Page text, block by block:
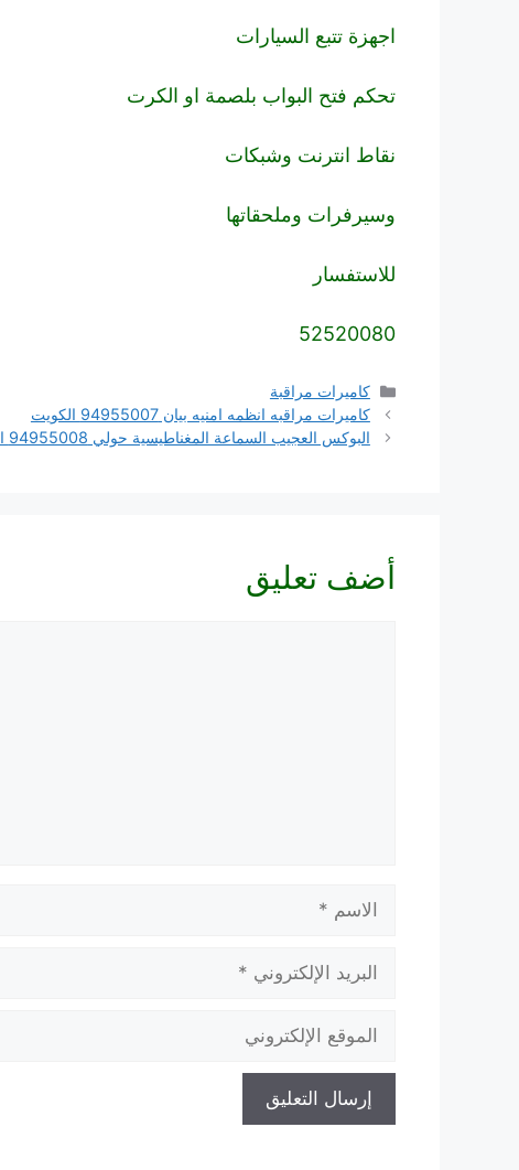
اجهزة تتبع السيارات
تحكم فتح البواب بلصمة او الكرت
نقاط انترنت وشبكات
وسيرفرات وملحقاتها
للاستفسار
52520080
التصنيفات
كاميرات مراقبة
كاميرات مراقبه انظمه امنيه بيان 94955007 الكويت
البوكس العجيب السماعة المغناطيسية حولي 94955008 الكويت
أضف تعليق
الاسم
البريد
الإلكتروني
الموقع
الإلكتروني